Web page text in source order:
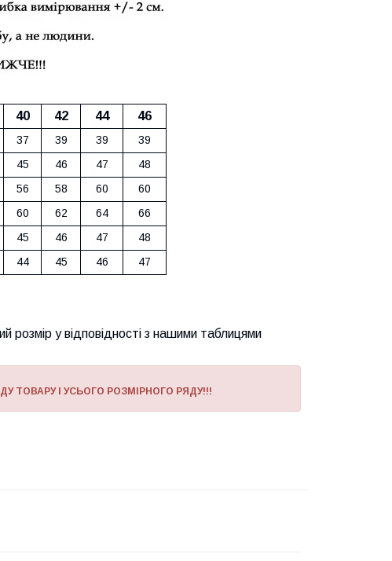
40 42 44
46
37 39 39 39
45 46 47 48
56 58 60 60
60 62 64 66
45 46 47 48
44 45 46 47
розмір у відповідності з нашими таблицями
ТОВАРУ І УСЬОГО РОЗМІРНОГО РЯДУ!!!